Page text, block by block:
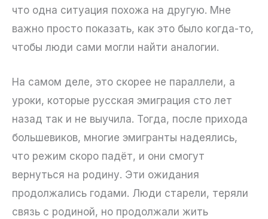
что одна ситуация похожа на другую. Мне
важно просто показать, как это было когда-то,
чтобы люди сами могли найти аналогии.
На самом деле, это скорее не параллели, а
уроки, которые русская эмиграция сто лет
назад так и не выучила. Тогда, после прихода
большевиков, многие эмигранты надеялись,
что режим скоро падёт, и они смогут
вернуться на родину. Эти ожидания
продолжались годами. Люди старели, теряли
связь с родиной, но продолжали жить